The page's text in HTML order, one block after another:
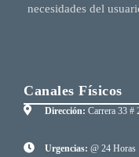
necesidades del
Canales Físicos
Dirección: Carrera 33 #
Urgencias: @ 24 Horas